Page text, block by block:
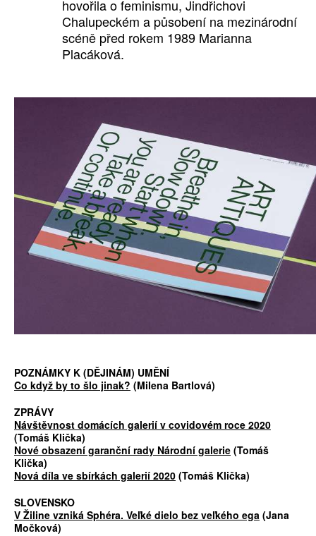
hovořila o feminismu, Jindřichovi
Chalupeckém a působení na mezinárodní
scéně před rokem 1989 Marianna
Placáková.
POZNÁMKY K (DĚJINÁM) UMĚNÍ
Co když by to šlo jinak? (Milena Bartlová)
ZPRÁVY
Návštěvnost domácích galerií v covidovém roce 2020
(Tomáš Klička)
Nové obsazení garanční rady Národní galerie (Tomáš
Klička)
Nová díla ve sbírkách galerií 2020 (Tomáš Klička)
SLOVENSKO
V Žiline vzniká Sphéra. Veľké dielo bez veľkého ega (Jana
Močková)